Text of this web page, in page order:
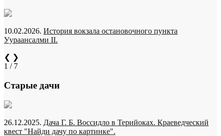
10.02.2026. История вокзала остановочного пункта
Уураансалми II.
❮ ❯
1 / 7
Старые дачи
26.12.2025. Дача Г. Б. Воссидло в Терийоках. Краеведческий
квест "Найди дачу по картинке".